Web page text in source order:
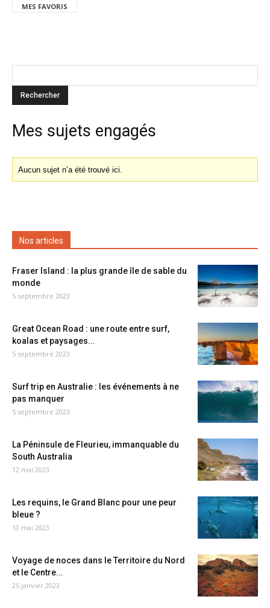
MES FAVORIS
Mes sujets engagés
Aucun sujet n’a été trouvé ici.
Nos articles
Fraser Island : la plus grande île de sable du
monde
5 septembre 2023
Great Ocean Road : une route entre surf,
koalas et paysages...
5 septembre 2023
Surf trip en Australie : les événements à ne
pas manquer
5 septembre 2023
La Péninsule de Fleurieu, immanquable du
South Australia
12 mai 2023
Les requins, le Grand Blanc pour une peur
bleue ?
10 mai 2023
Voyage de noces dans le Territoire du Nord
et le Centre...
25 janvier 2023